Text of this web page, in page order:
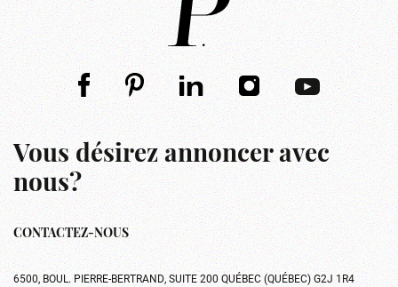
Vous désirez annoncer avec
nous?
CONTACTEZ-NOUS
6500, BOUL. PIERRE-BERTRAND, SUITE 200 QUÉBEC (QUÉBEC) G2J 1R4